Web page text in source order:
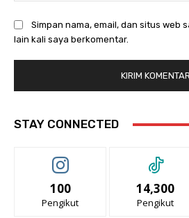
Simpan nama, email, dan situs web
lain kali saya berkomentar.
STAY CONNECTED
100
Pengikut
14,300
Pengikut